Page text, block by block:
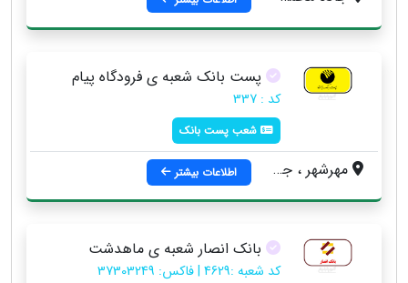
پست بانک شعبه ی فرودگاه پیام
کد : 337
شعب پست بانک
مهرشهر ، جاده ماهدشت ، جنب درب ورودی فرودگاه پیام ، پلاک 167 اطلاعات بیشتر
بانک انصار شعبه ی ماهدشت
کد شعبه :4629 | فاکس: 37303249